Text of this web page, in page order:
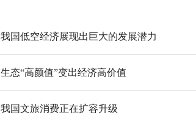
我国低空经济展现出巨大的发展潜力
生态“高颜值”变出经济高价值
我国文旅消费正在扩容升级